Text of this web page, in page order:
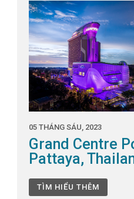
05 THÁNG SÁU, 2023
Grand Centre
Pattaya,
TÌM HIỂU THÊM